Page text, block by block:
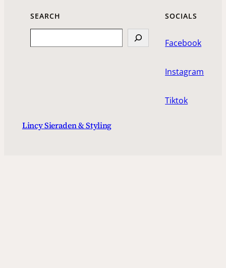
SEARCH SOCIALS
Facebook
Instagram
Tiktok
Lincy Sieraden & Styling